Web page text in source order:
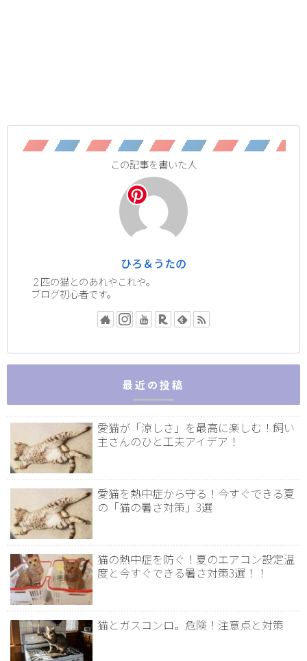
この記事を書いた人
ひろ＆うたの
２匹の猫とのあれやこれや。
ブログ初心者です。
最近の投稿
愛猫が「涼しさ」を最高に楽しむ！飼い
主さんのひと工夫アイデア！
愛猫を熱中症から守る！今すぐできる夏
の「猫の暑さ対策」3選
猫の熱中症を防ぐ！夏のエアコン設定温
度と今すぐできる暑さ対策3選！！
猫とガスコンロ。危険！注意点と対策